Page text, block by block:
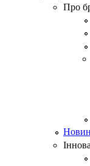
Про